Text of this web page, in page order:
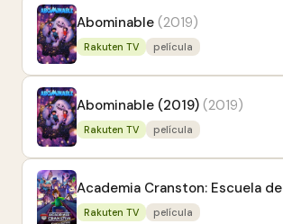
Abominable (2019)
Rakuten TV película
Abominable (2019) (2019)
Rakuten TV película
Rakuten TV película